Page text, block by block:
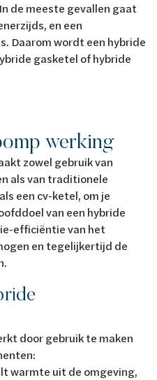
de meeste gevallen gaat
en een
Daarom wordt een hybride
gasketel of hybride
werking
zowel gebruik van
als van traditionele
een cv-ketel, om je
van een hybride
efficiëntie van het
en tegelijkertijd de
door gebruik te maken
warmte uit de omgeving,